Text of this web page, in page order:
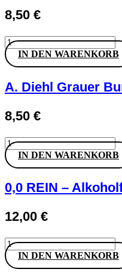
8,50 €
A.
Diehl
Blanc
Noirs
»eins
eins«
IN DEN WARENKORB
A. Diehl Grauer
8,50 €
A.
Diehl
Grauer
»eins
zu
Menge
IN DEN WARENKORB
0,0 REIN –
12,00 €
0,0
REIN
-
IN DEN WARENKORB